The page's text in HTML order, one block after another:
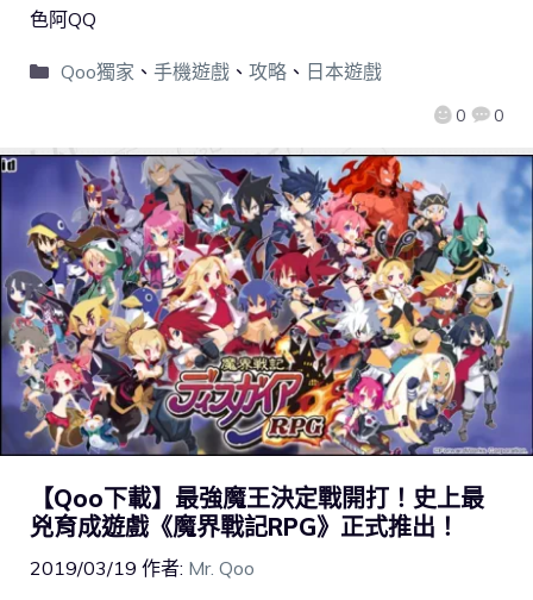
0 0
色阿QQ
Qoo獨家 、 手機遊戲、 攻略、 日本遊戲
【Qoo下載】最強魔王決定戰開打！史上最
兇育成遊戲《魔界戰記RPG》正式推出！
2019/03/19 作者: Mr. Qoo